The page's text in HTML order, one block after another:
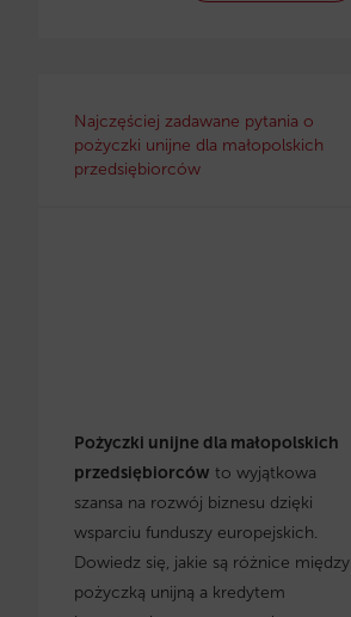
Najczęściej zadawane pytania o
pożyczki unijne dla małopolskich
przedsiębiorców
Pożyczki unijne dla małopolskich
przedsiębiorców to wyjątkowa
szansa na rozwój biznesu dzięki
wsparciu funduszy europejskich.
Dowiedz się, jakie są różnice między
pożyczką unijną a kredytem